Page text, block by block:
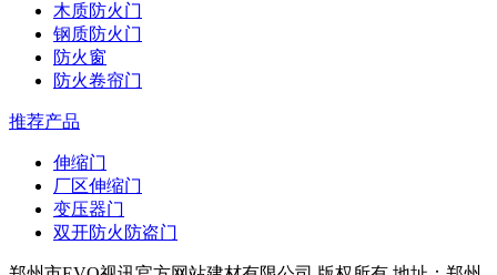
木质防火门
钢质防火门
防火窗
防火卷帘门
推荐产品
伸缩门
厂区伸缩门
变压器门
双开防火防盗门